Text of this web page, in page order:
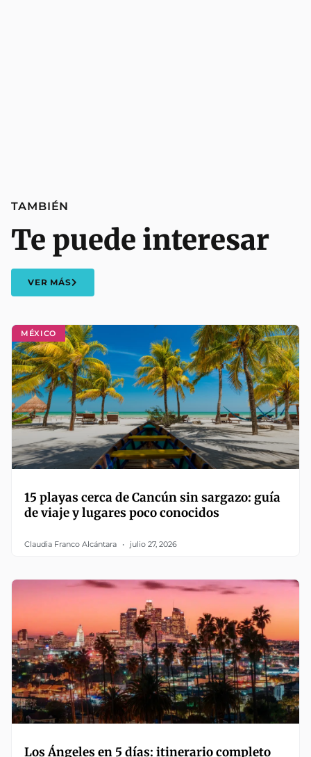
MÉXICO
15 playas cerca de Cancún sin sargazo: guía
de viaje y lugares poco conocidos
Claudia Franco Alcántara julio 27, 2026
Los Ángeles en 5 días: itinerario completo
TAMBIÉN
Te puede interesar
VER MÁS